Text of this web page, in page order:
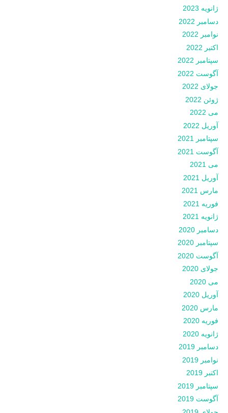
ژانویه 2023
دسامبر 2022
نوامبر 2022
اکتبر 2022
سپتامبر 2022
آگوست 2022
جولای 2022
ژوئن 2022
می 2022
آوریل 2022
سپتامبر 2021
آگوست 2021
می 2021
آوریل 2021
مارس 2021
فوریه 2021
ژانویه 2021
دسامبر 2020
سپتامبر 2020
آگوست 2020
جولای 2020
می 2020
آوریل 2020
مارس 2020
فوریه 2020
ژانویه 2020
دسامبر 2019
نوامبر 2019
اکتبر 2019
سپتامبر 2019
آگوست 2019